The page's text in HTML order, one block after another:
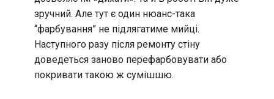
зручний. Але тут є один нюанс-така
“фарбування” не підлягатиме мийці.
Наступного разу після ремонту стіну
доведеться заново перефарбовувати або
покривати такою ж сумішшю.